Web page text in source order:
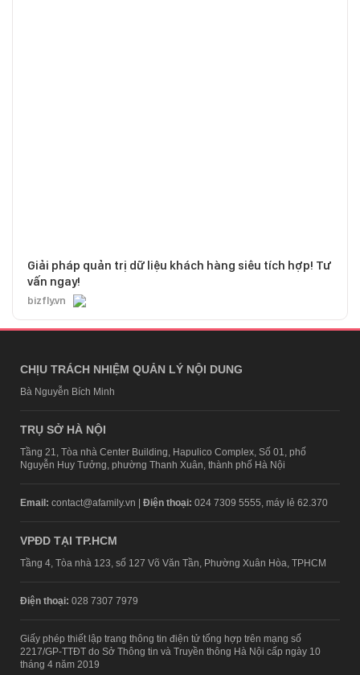
Giải pháp quản trị dữ liệu khách hàng siêu tích hợp! Tư
vấn ngay!
bizfly.vn
CHỊU TRÁCH NHIỆM QUẢN LÝ NỘI DUNG
Bà Nguyễn Bích Minh
TRỤ SỞ HÀ NỘI
Tầng 21, Tòa nhà Center Building, Hapulico Complex, Số 01, phố
Nguyễn Huy Tưởng, phường Thanh Xuân, thành phố Hà Nội
Email: contact@afamily.vn | Điện thoại: 024 7309 5555, máy lẻ 62.370
VPĐD TẠI TP.HCM
Tầng 4, Tòa nhà 123, số 127 Võ Văn Tần, Phường Xuân Hòa, TPHCM
Điện thoại: 028 7307 7979
Giấy phép thiết lập trang thông tin điện tử tổng hợp trên mạng số
2217/GP-TTĐT do Sở Thông tin và Truyền thông Hà Nội cấp ngày 10
tháng 4 năm 2019